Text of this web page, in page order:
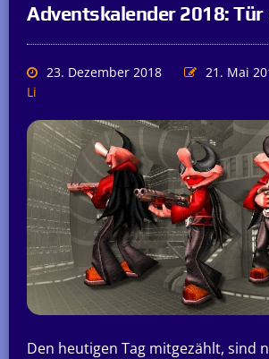
Adventskalender 2018: Tür
23. Dezember 2018 21. Mai
Li
Den heutigen Tag mitgezählt, sind